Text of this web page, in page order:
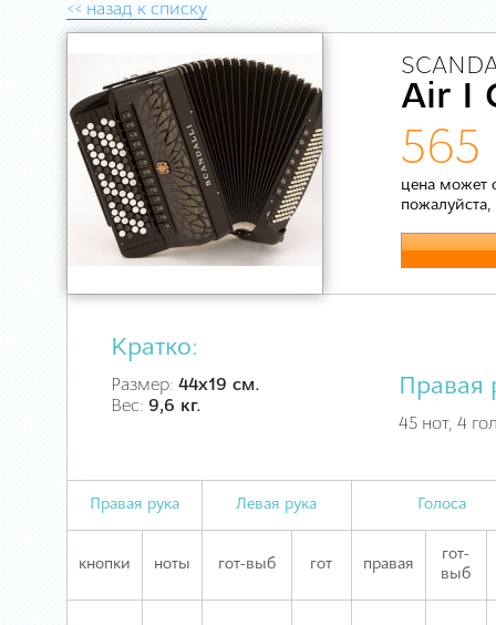
<< назад к списку
Air I
565
цена может
пожалуйста,
Кратко:
Размер: 44х19 см.
Вес: 9,6 кг.
Правая
45 нот, 4
Правая рука Левая рука Голоса
кнопки ноты гот-выб гот правая
гот-
выб